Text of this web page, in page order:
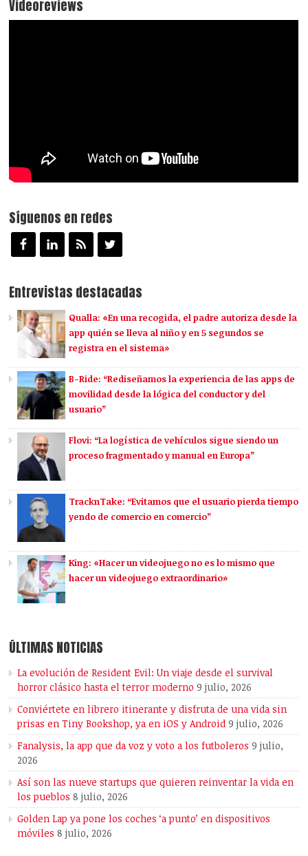
Videoreviews
Síguenos en redes
Entrevistas destacadas
Qualla: «En una recogida, el padre autoriza desde la
app quién se lleva al niño y en 5 segundos se
registra en el sistema»
B-Ride: “Rediseñamos la experiencia de las apps de
movilidad desde la lógica del conductor y del
usuario”
Flovi: “La logística de vehículos sigue siendo un
proceso fragmentado y manual en Europa”
TracknTake: “Evitamos que el usuario pierda tiempo
yendo de comercio en comercio”
King: «Hacer un videojuego no es lo mismo que
hacer un videojuego extraordinario»
ÚLTIMAS NOTICIAS
La evolución de Resident Evil: Un viaje desde el survival
horror clásico hasta el terror moderno 9 julio, 2026
Conviértete en librero itinerante y disfruta de una vida sin
prisas en Tiny Bookshop, ya en iOS y Android 9 julio, 2026
Fanalysis, la app que da voz y voto a los futboleros 9 julio,
2026
Así son las nueve startups que quieren reinventar la vida en
los pueblos 8 julio, 2026
Golden Lap ya pone los coches ‘a punto’ en dispositivos
móviles 8 julio, 2026